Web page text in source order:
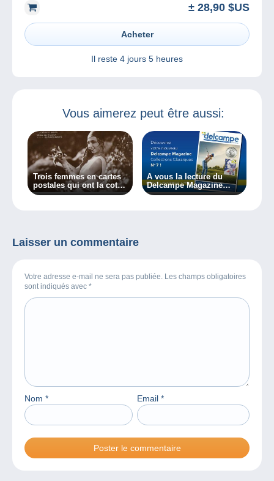
± 28,90 $US
Acheter
Il reste 4 jours 5 heures
Vous aimerez peut être aussi:
Trois femmes en cartes
postales qui ont la cote !
Devinerez-vous qui ?
A vous la lecture du
Delcampe Magazine
Collections Classiques 7
Laisser un commentaire
Votre adresse e-mail ne sera pas publiée. Les champs obligatoires
sont indiqués avec *
Nom * Email *